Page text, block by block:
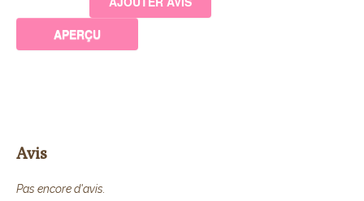
Avis
Pas encore d'avis.